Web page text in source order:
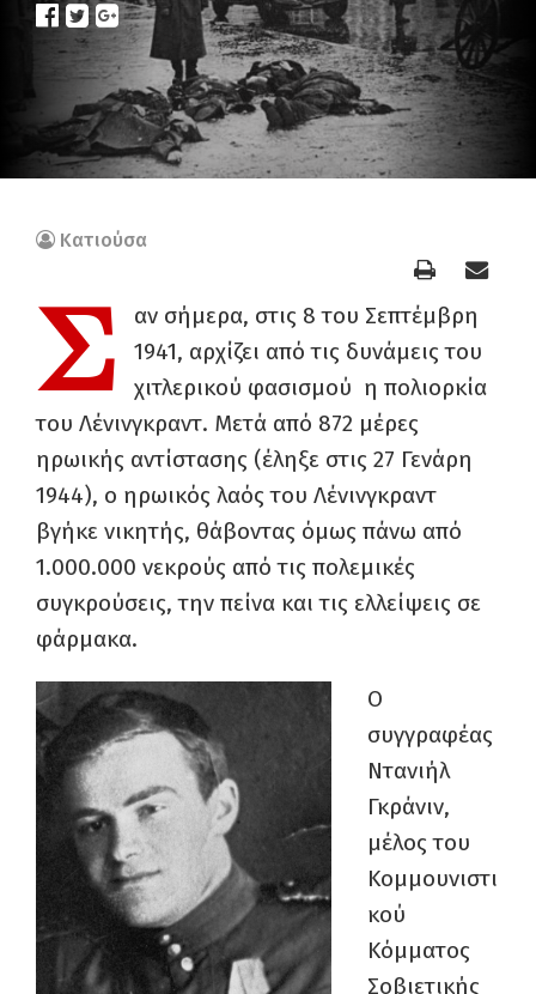
Κατιούσα
Σ
αν σήμερα, στις 8 του Σεπτέμβρη
1941, αρχίζει από τις δυνάμεις του
χιτλερικού φασισμού η πολιορκία
του Λένινγκραντ. Μετά από 872 μέρες
ηρωικής αντίστασης (έληξε στις 27 Γενάρη
1944), ο ηρωικός λαός του Λένινγκραντ
βγήκε νικητής, θάβοντας όμως πάνω από
1.000.000 νεκρούς από τις πολεμικές
συγκρούσεις, την πείνα και τις ελλείψεις σε
φάρμακα.
Ο
συγγραφέας
Ντανιήλ
Γκράνιν,
μέλος του
Κομμουνιστι
κού
Κόμματος
Σοβιετικής